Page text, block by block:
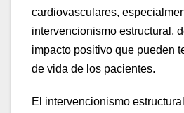
cardiovasculares,
intervencionismo estructural,
impacto positivo que pueden
de vida de los pacientes.
El intervencionismo